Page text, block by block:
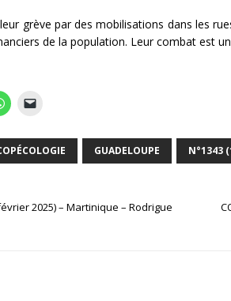
grève par des mobilisations dans les
de la population. Leur combat est
GUADELOUPE N°1343
2025) – Martinique – Rodrigue